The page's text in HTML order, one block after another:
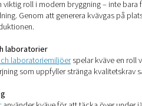
säkerhet
att eliminera förvaring och
av flaskor.